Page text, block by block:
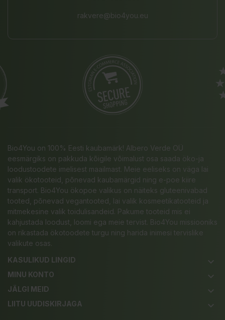
rakvere@bio4you.eu
Bio4You on 100% Eesti kaubamärk! Albero Verde OÜ
eesmärgiks on pakkuda kõigile võimalust osa saada öko-ja
loodustoodete imelisest maailmast. Meie eeliseks on väga lai
valik ökotooteid, põnevad kaubamärgid ning e-poe kiire
transport. Bio4You ökopoe valikus on näiteks gluteenivabad
tooted, põnevad vegantooted, lai valik kosmeetikatooteid ja
mitmekesine valik toidulisandeid. Pakume tooteid mis ei
kahjustada loodust, loomi ega meie tervist. Bio4You missiooniks
on rikastada ökotoodete turgu ning harida inimesi tervislike
valikute osas.
KASULIKUD LINGID
keyboard_arrow_down
MINU KONTO keyboard_arrow_down
JÄLGI MEID keyboard_arrow_down
LIITU UUDISKIRJAGA keyboard_arrow_down